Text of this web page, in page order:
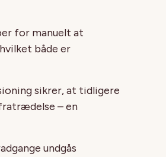
for manuelt at
både er
sikrer, at tidligere
– en
undgås